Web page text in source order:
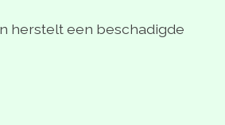
herstelt een beschadigde